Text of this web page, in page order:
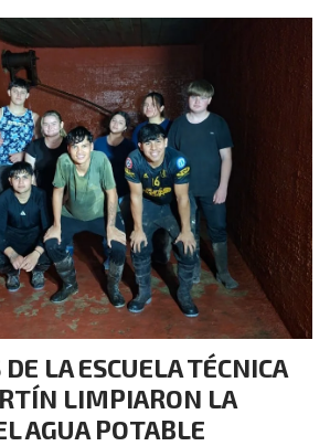
LA ESCUELA TÉCNICA
LIMPIARON LA
AGUA POTABLE